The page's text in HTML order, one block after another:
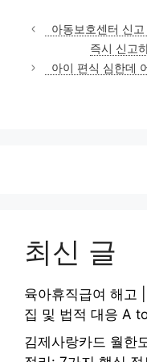
아동보호센터 신
즉시 신고
아이 편식 심한데
최신 글
육아휴직급여 해고
집 및 법적 대응 A
김제사랑카드 월한